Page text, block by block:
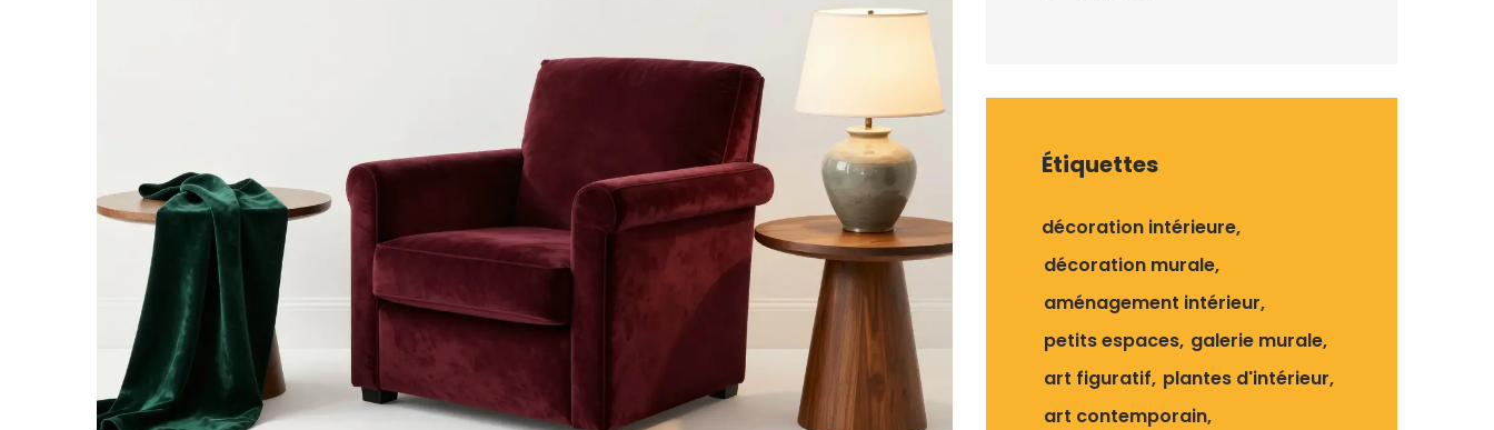
Étiquettes
décoration intérieure
décoration murale
aménagement intérieur
petits espaces galerie murale
art figuratif plantes d'intérieur
art contemporain